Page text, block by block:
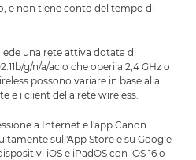
e non tiene conto del tempo di
una rete attiva dotata di
g/n/a/ac o che operi a 2,4 GHz o
possono variare in base alla
e i client della rete wireless.
a Internet e l'app Canon
sull'App Store e su Google
iOS e iPadOS con iOS 16 o